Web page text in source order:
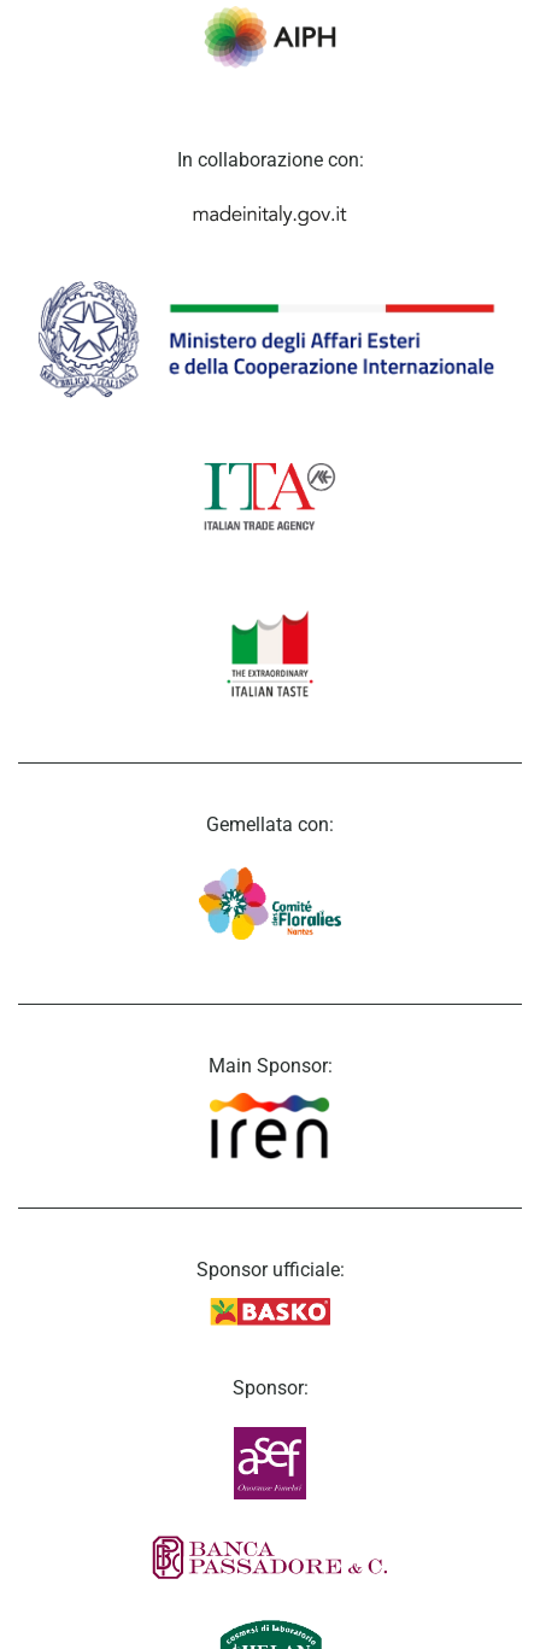
In collaborazione con:
Gemellata con:
Main Sponsor:
Sponsor ufficiale:
Sponsor: